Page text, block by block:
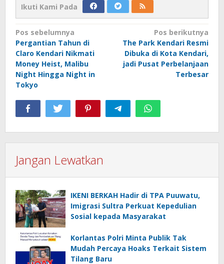
Ikuti Kami Pada
Navigasi
pos
Pos sebelumnya
Pergantian Tahun di
Claro Kendari Nikmati
Money Heist, Malibu
Night Hingga Night in
Tokyo
Pos berikutnya
The Park Kendari Resmi
Dibuka di Kota Kendari,
jadi Pusat Perbelanjaan
Terbesar
Jangan Lewatkan
IKENI BERKAH Hadir di TPA Puuwatu,
Imigrasi Sultra Perkuat Kepedulian
Sosial kepada Masyarakat
Korlantas Polri Minta Publik Tak
Mudah Percaya Hoaks Terkait Sistem
Tilang Baru